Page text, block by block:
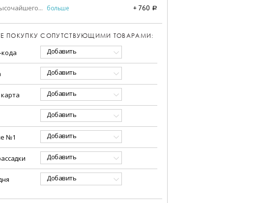
... больше + 760 a
ПОКУПКУ СОПУТСТВУЮЩИМИ ТОВАРАМИ:
кода Добавить
Добавить
Добавить
Добавить
№1 Добавить
Добавить
Добавить